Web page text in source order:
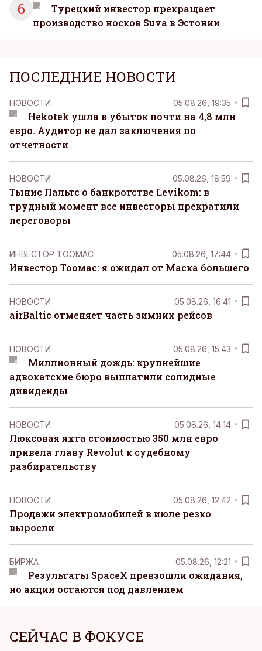
6
Турецкий инвестор прекращает
производство носков Suva в Эстонии
ПОСЛЕДНИЕ НОВОСТИ
НОВОСТИ 05.08.26, 19:35
Hekotek ушла в убыток почти на 4,8 млн
евро. Аудитор не дал заключения по
отчетности
НОВОСТИ 05.08.26, 18:59
Тынис Пальтс о банкротстве Levikom: в
трудный момент все инвесторы прекратили
переговоры
ИНВЕСТОР ТООМАС 05.08.26, 17:44
Инвестор Тоомас: я ожидал от Маска большего
НОВОСТИ 05.08.26, 16:41
airBaltic отменяет часть зимних рейсов
НОВОСТИ 05.08.26, 15:43
Миллионный дождь: крупнейшие
адвокатские бюро выплатили солидные
дивиденды
НОВОСТИ 05.08.26, 14:14
Люксовая яхта стоимостью 350 млн евро
привела главу Revolut к судебному
разбирательству
НОВОСТИ 05.08.26, 12:42
Продажи электромобилей в июле резко
выросли
БИРЖА 05.08.26, 12:21
Результаты SpaceX превзошли ожидания,
но акции остаются под давлением
СЕЙЧАС В ФОКУСЕ